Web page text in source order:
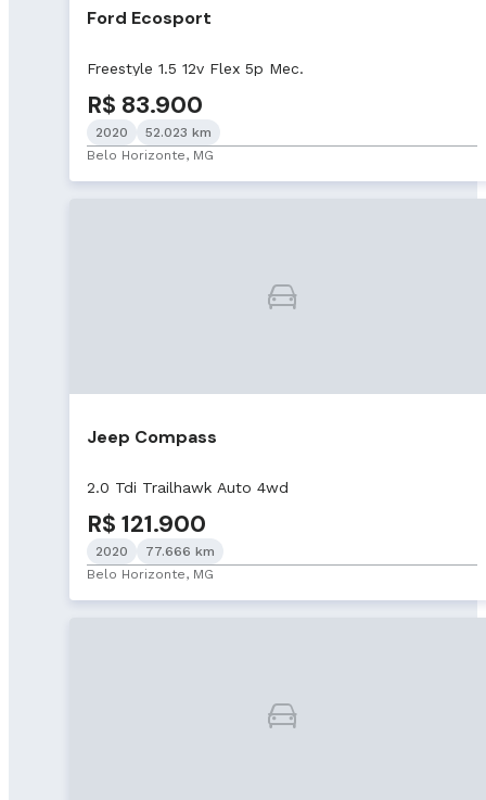
Ford Ecosport
Freestyle 1.5 12v Flex 5p Mec.
R$ 83.900
2020
52.023 km
Belo Horizonte, MG
Jeep Compass
2.0 Tdi Trailhawk Auto 4wd
R$ 121.900
2020
77.666 km
Belo Horizonte, MG